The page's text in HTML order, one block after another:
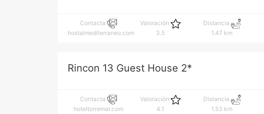
Contacta
hostalmediterraneo.com
Valoración
3.5
Distancia
1.47 km
Rincon 13 Guest House 2*
Contacta
hoteltorremar.com
Valoración
4.1
Distancia
1.53 km